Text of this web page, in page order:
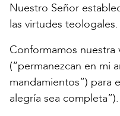
Nuestro Señor
las virtudes teologales.
Conformamos nuestra
(“permanezcan en mi
mandamientos”) para
alegría sea completa”).